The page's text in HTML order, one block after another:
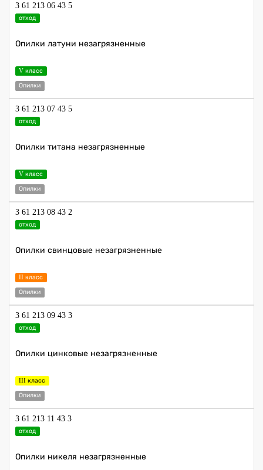
3 61 213 06 43 5
отход
Опилки латуни незагрязненные
V класс
Опилки
3 61 213 07 43 5
отход
Опилки титана незагрязненные
V класс
Опилки
3 61 213 08 43 2
отход
Опилки свинцовые незагрязненные
II класс
Опилки
3 61 213 09 43 3
отход
Опилки цинковые незагрязненные
III класс
Опилки
3 61 213 11 43 3
отход
Опилки никеля незагрязненные